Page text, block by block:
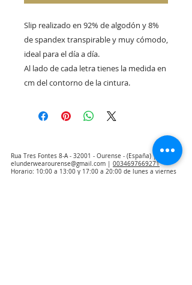
Slip realizado en 92% de algodón y 8%
de spandex transpirable y muy cómodo,
ideal para el día a día.
Al lado de cada letra tienes la medida en
cm del contorno de la cintura.
Rua Tres Fontes 8-A - 32001 - Ourense - (España) |
elunderwearourense@gmail.com | 0034697669271
Horario: 10:00 a 13:00 y 17:00 a 20:00 de lunes a viernes